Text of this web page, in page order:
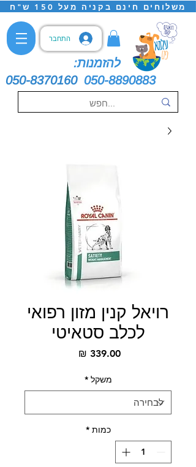
משלוחים חינם בקניה מעל 150 ש"ח
התחבר
להזמנות:
050-8370160 050-8890883
רויאל קנין מזון רפואי
לכלב סטאיטי
משקל *
כמות *